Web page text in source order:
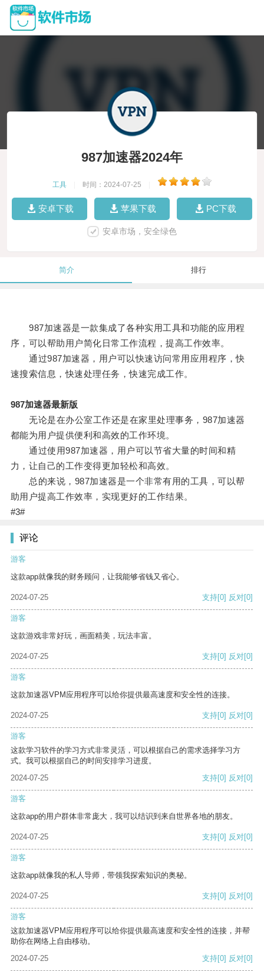
987加速器2024年
工具 时间：2024-07-25
安卓下载 苹果下载 PC下载
安卓市场，安全绿色
简介 排行
987加速器是一款集成了各种实用工具和功能的应用程
序，可以帮助用户简化日常工作流程，提高工作效率。
通过987加速器，用户可以快速访问常用应用程序，快
速搜索信息，快速处理任务，快速完成工作。
987加速器最新版
无论是在办公室工作还是在家里处理事务，987加速器
都能为用户提供便利和高效的工作环境。
通过使用987加速器，用户可以节省大量的时间和精
力，让自己的工作变得更加轻松和高效。
总的来说，987加速器是一个非常有用的工具，可以帮
助用户提高工作效率，实现更好的工作结果。
#3#
评论
游客
这款app就像我的财务顾问，让我能够省钱又省心。
2024-07-25 支持[0] 反对[0]
游客
这款游戏非常好玩，画面精美，玩法丰富。
2024-07-25 支持[0] 反对[0]
游客
这款加速器VPM应用程序可以给你提供最高速度和安全性的连接。
2024-07-25 支持[0] 反对[0]
游客
这款学习软件的学习方式非常灵活，可以根据自己的需求选择学习方
式。我可以根据自己的时间安排学习进度。
2024-07-25
支持[0] 反对[0]
游客
这款app的用户群体非常庞大，我可以结识到来自世界各地的朋友。
2024-07-25 支持[0] 反对[0]
游客
这款app就像我的私人导师，带领我探索知识的奥秘。
2024-07-25 支持[0] 反对[0]
游客
这款加速器VPM应用程序可以给你提供最高速度和安全性的连接，并帮
助你在网络上自由移动。
2024-07-25
支持[0] 反对[0]